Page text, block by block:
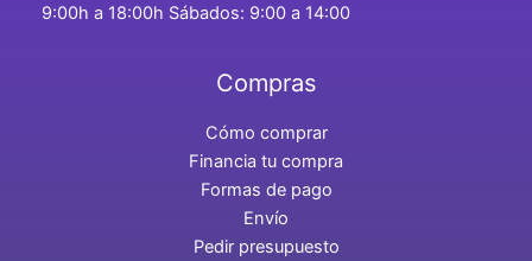
9:00h a 18:00h Sábados: 9:00 a 14:00
Compras
Cómo comprar
Financia tu compra
Formas de pago
Envío
Pedir presupuesto